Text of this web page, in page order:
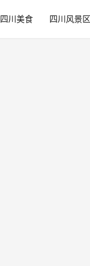
四川美食 四川风景区